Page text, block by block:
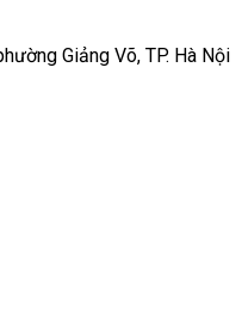
Giảng Võ, TP. Hà Nội